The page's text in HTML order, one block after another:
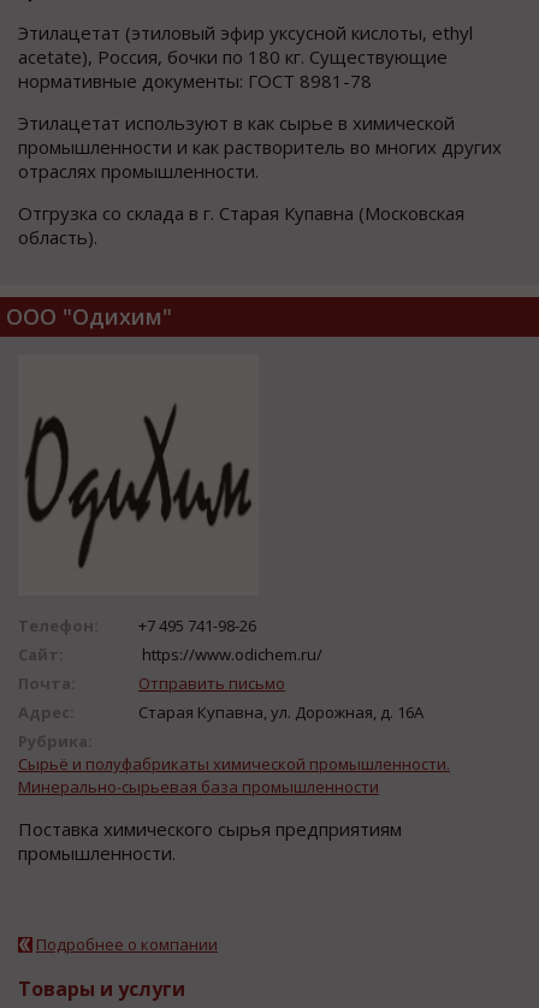
Этилацетат (этиловый эфир уксусной кислоты, ethyl
acetate), Россия, бочки по 180 кг. Существующие
нормативные документы: ГОСТ 8981-78
Этилацетат используют в как сырье в химической
промышленности и как растворитель во многих других
отраслях промышленности.
Отгрузка со склада в г. Старая Купавна (Московская
область).
ООО "Одихим"
Телефон:
+7 495 741-98-26
Сайт:
https://www.odichem.ru/
Почта:
Отправить письмо
Адрес:
Старая Купавна, ул. Дорожная, д. 16А
Рубрика:
Сырьё и полуфабрикаты химической промышленности.
Минерально-сырьевая база промышленности
Поставка химического сырья предприятиям
промышленности.
Подробнее о компании
Товары и услуги